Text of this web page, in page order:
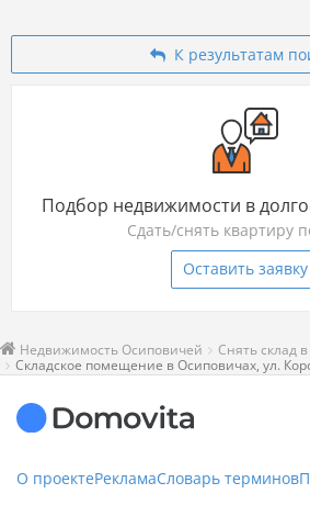
К результатам
Подбор недвижимости в
Сдать/снять квартиру
Оставить заявку
Недвижимость Осиповичей
Снять склад
Складское помещение в Осиповичах, ул.
О проектеРекламаСловарь терминов